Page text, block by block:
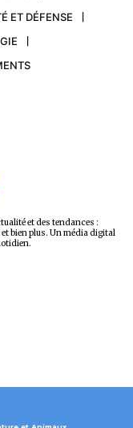
ET DÉFENSE
et des tendances :
bien plus. Un média digital